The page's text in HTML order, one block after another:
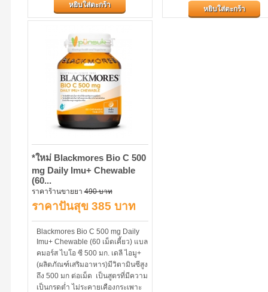
หยิบใส่ตะกร้า
หยิบใส่ตะกร้า
*ใหม่ Blackmores Bio C 500
mg Daily Imu+ Chewable
(60...
ราคาร้านขายยา490 บาท
ราคาปันสุข 385 บาท
Blackmores Bio C 500 mg Daily
Imu+ Chewable (60 เม็ดเคี้ยว) แบล
คมอร์ส ไบโอ ซี 500 มก. เดลี ไอมู+
(ผลิตภัณฑ์เสริมอาหาร)มีวิตามินซีสูง
ถึง 500 มก ต่อเม็ด เป็นสูตรที่มีความ
เป็นกรดต่ำ ไม่ระคายเคืองกระเพาะ